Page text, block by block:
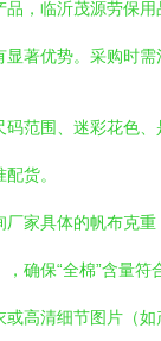
品，临沂茂源劳保
著优势。采购时需
码范围、迷彩花色
货。
厂家具体的帆布克
确保“全棉”含量符
或高清细节图片（